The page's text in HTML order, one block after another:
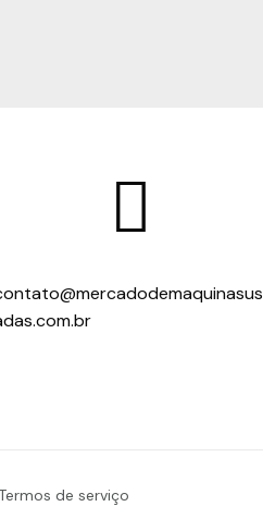

de serviço